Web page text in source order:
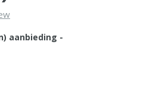
aanbieding -